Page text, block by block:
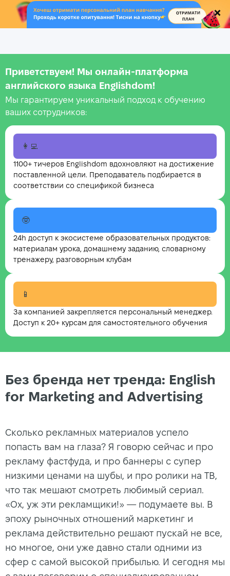
.
Приветствуем! Мы онлайн‑платформа
английского языка Englishdom!
Мы гарантируем уникальный подход к обучению
ваших сотрудников:
👩‍💻
1100+ тичеров Englishdom вдохновляют на достижение
поставленной цели. Преподаватель подбирается в
соответствии со спецификой бизнеса
🤓
24h доступ к экосистеме образовательных продуктов:
материалам урока, домашнему заданию, словарному
тренажеру, разговорным клубам
📱
За компанией закрепляется персональный менеджер.
Доступ к 20+ курсам для самостоятельного обучения
Без бренда нет тренда: English
for Marketing and Advertising
Сколько рекламных материалов успело
попасть вам на глаза? Я говорю сейчас и про
рекламу фастфуда, и про баннеры с супер
низкими ценами на шубы, и про ролики на ТВ,
что так мешают смотреть любимый сериал.
«Ох, уж эти рекламщики!» — подумаете вы. В
эпоху рыночных отношений маркетинг и
реклама действительно решают пускай не все,
но многое, они уже давно стали одними из
сфер с самой высокой прибылью. И сегодня мы